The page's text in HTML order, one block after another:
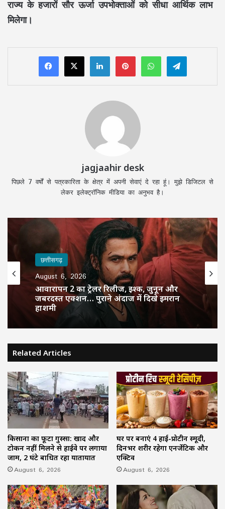
राज्य के हजारोंसौर ऊर्जा उपभोक्ताओंको सीधा आर्थिक लाभ
मिलेगा।
LinkedInPinterestWhatsAppTelegram
jagjaahir desk
पिछले 7 वर्षों से पत्रकारिता के क्षेत्र में अपनी सेवाएं दे रहा हूं। मुझे डिजिटल से
लेकर इलेक्ट्रॉनिक मीडिया का अनुभव है।
छत्तीसगढ़
August 6, 2026
आवारापन 2 का ट्रेलर रिलीज, इश्क, जुनून और
जबरदस्त एक्शन… पुराने अंदाज में दिखे इमरान
हाशमी
Related Articles
किसानों का फूटा गुस्सा: खाद और
टोकन नहीं मिलने से हाईवे पर लगाया
जाम, 2 घंटे बाधित रहा यातायात
August 6, 2026
घर पर बनाएं 4 हाई-प्रोटीन स्मूदी,
दिनभर शरीर रहेगा एनर्जेटिक और
एक्टिव
August 6, 2026